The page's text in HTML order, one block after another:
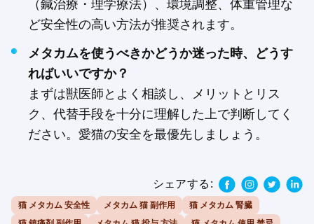
（鍼治療・理学療法）、環境調整、体重管理な
ど安全性の高い方法が推奨されます。
メタカムを使うべきかどうか迷った時、どうす
ればいいですか？
まずは獣医師とよく相談し、メリットとリス
ク、代替手段を十分に理解した上で判断してく
ださい。愛猫の安全を最優先しましょう。
シェアする:
猫 メタカム 安全性 メタカム 猫 副作用
猫 メタカム 腎臓